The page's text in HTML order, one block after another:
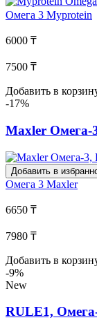
Омега 3 Myprotein
6000 ₸
7500 ₸
Добавить в
-17%
Maxler Омега-
Добавить в
Омега 3 Maxler
6650 ₸
7980 ₸
Добавить в
-9%
New
RULE1,